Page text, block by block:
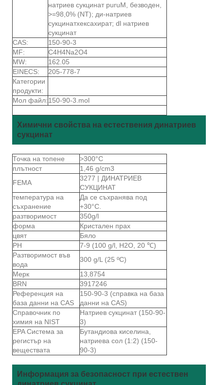
натриев сукцинат puruM, безводен,
>=98,0% (NT); ди-натриев
сукцинатхексахират; dl натриев
сукцинат
CAS:
150-90-3
MF:
C4H4Na2O4
MW:
162.05
EINECS:
205-778-7
Категории
продукти:
Мол файл:150-90-3.mol
Химични свойства на естествения динатриев
сукцинат
Точка на топене
>300°C
плътност
1,46 g/cm3
FEMA
3277 | ДИНАТРИЕВ
СУКЦИНАТ
температура на
съхранение
Да се ​​съхранява под
+30°C.
разтворимост
350g/l
форма
Кристален прах
цвят
Бяло
PH
7-9 (100 g/l, H2O, 20 ℃)
Разтворимост във
вода
300 g/L (25 ºC)
Мерк
13,8754
BRN
3917246
Референция на
база данни на CAS
150-90-3 (справка на база
данни на CAS)
Справочник по
химия на NIST
Натриев сукцинат (150-90-
3)
EPA Система за
регистър на
веществата
Бутандиова киселина,
натриева сол (1:2) (150-
90-3)
Информация за безопасност при естествен